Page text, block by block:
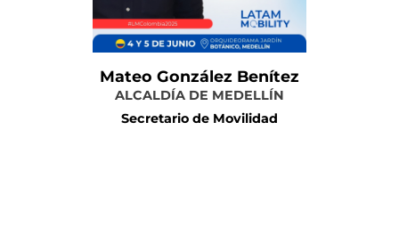
Mateo González Benítez
ALCALDÍA DE MEDELLÍN
Secretario de Movilidad